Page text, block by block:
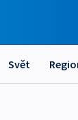
Svět